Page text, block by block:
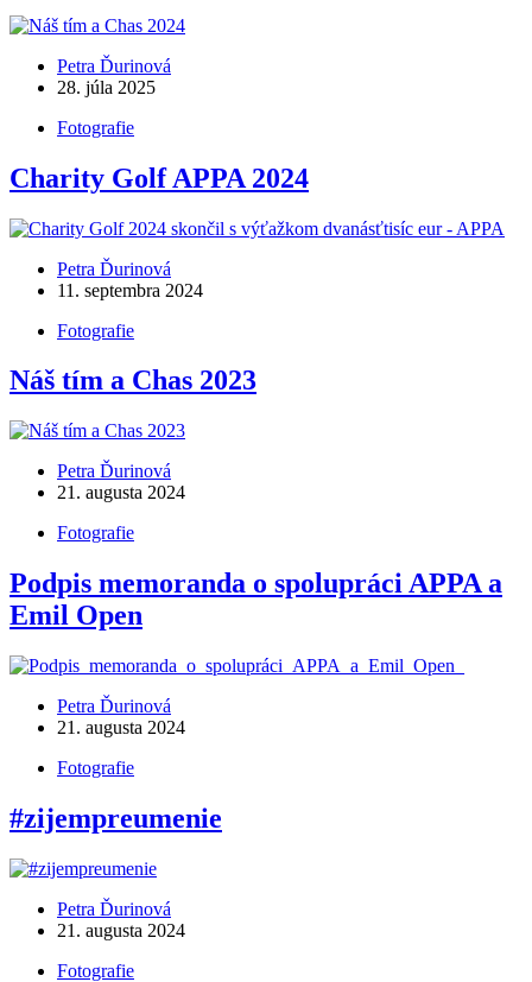
Petra Ďurinová
28. júla 2025
Fotografie
Charity Golf APPA 2024
Petra Ďurinová
11. septembra 2024
Fotografie
Náš tím a Chas 2023
Petra Ďurinová
21. augusta 2024
Fotografie
Podpis memoranda o spolupráci APPA a
Emil Open
Petra Ďurinová
21. augusta 2024
Fotografie
#zijempreumenie
Petra Ďurinová
21. augusta 2024
Fotografie